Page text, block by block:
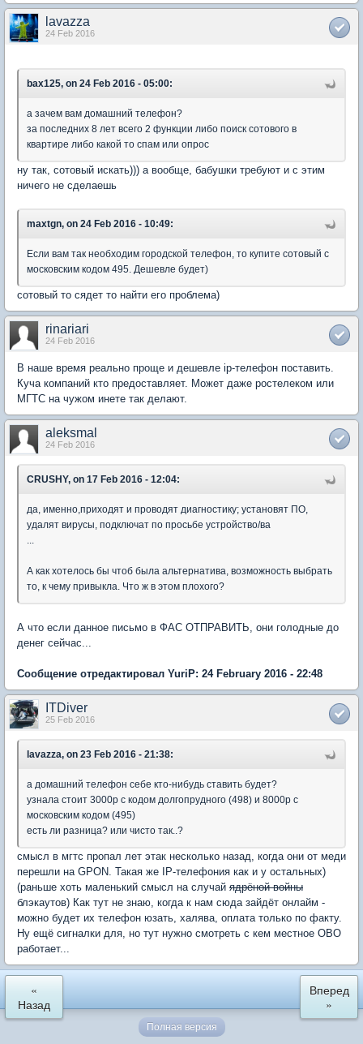
lavazza
24 Feb 2016
bax125, on 24 Feb 2016 - 05:00:
а зачем вам домашний телефон?
за последних 8 лет всего 2 функции либо поиск сотового в
квартире либо какой то спам или опрос
ну так, сотовый искать))) а вообще, бабушки требуют и с этим
ничего не сделаешь
maxtgn, on 24 Feb 2016 - 10:49:
Если вам так необходим городской телефон, то купите сотовый с
московским кодом 495. Дешевле будет)
сотовый то сядет то найти его проблема)
rinariari
24 Feb 2016
В наше время реально проще и дешевле ip-телефон поставить.
Куча компаний кто предоставляет. Может даже ростелеком или
МГТС на чужом инете так делают.
aleksmal
24 Feb 2016
CRUSHY, on 17 Feb 2016 - 12:04:
да, именно,приходят и проводят диагностику; установят ПО,
удалят вирусы, подключат по просьбе устройство/ва
...
А как хотелось бы чтоб была альтернатива, возможность выбрать
то, к чему привыкла. Что ж в этом плохого?
А что если данное письмо в ФАС ОТПРАВИТЬ, они голодные до
денег сейчас...
Сообщение отредактировал YuriP: 24 February 2016 - 22:48
ITDiver
25 Feb 2016
lavazza, on 23 Feb 2016 - 21:38:
а домашний телефон себе кто-нибудь ставить будет?
узнала стоит 3000р с кодом долгопрудного (498) и 8000р с
московским кодом (495)
есть ли разница? или чисто так..?
смысл в мгтс пропал лет этак несколько назад, когда они от меди
перешли на GPON. Такая же IP-телефония как и у остальных)
(раньше хоть маленький смысл на случай ядрёной войны
блэкаутов) Как тут не знаю, когда к нам сюда зайдёт онлайм -
можно будет их телефон юзать, халява, оплата только по факту.
Ну ещё сигналки для, но тут нужно смотреть с кем местное ОВО
работает...
«
Назад
Вперед
»
Полная версия